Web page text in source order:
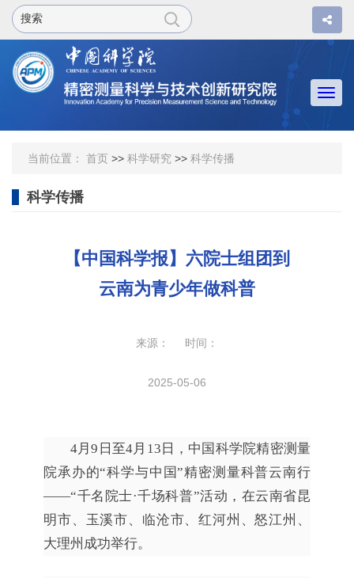
当前位置： 首页 >> 科学研究 >> 科学传播
科学传播
【中国科学报】六院士组团到
云南为青少年做科普
来源： 时间：
2025-05-06
4月9日至4月13日，中国科学院精密测量
院承办的“科学与中国”精密测量科普云南行
——“千名院士·千场科普”活动，在云南省昆
明市、玉溪市、临沧市、红河州、怒江州、
大理州成功举行。